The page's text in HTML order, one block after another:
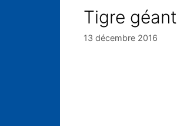
Tigre
13 décembre 2016